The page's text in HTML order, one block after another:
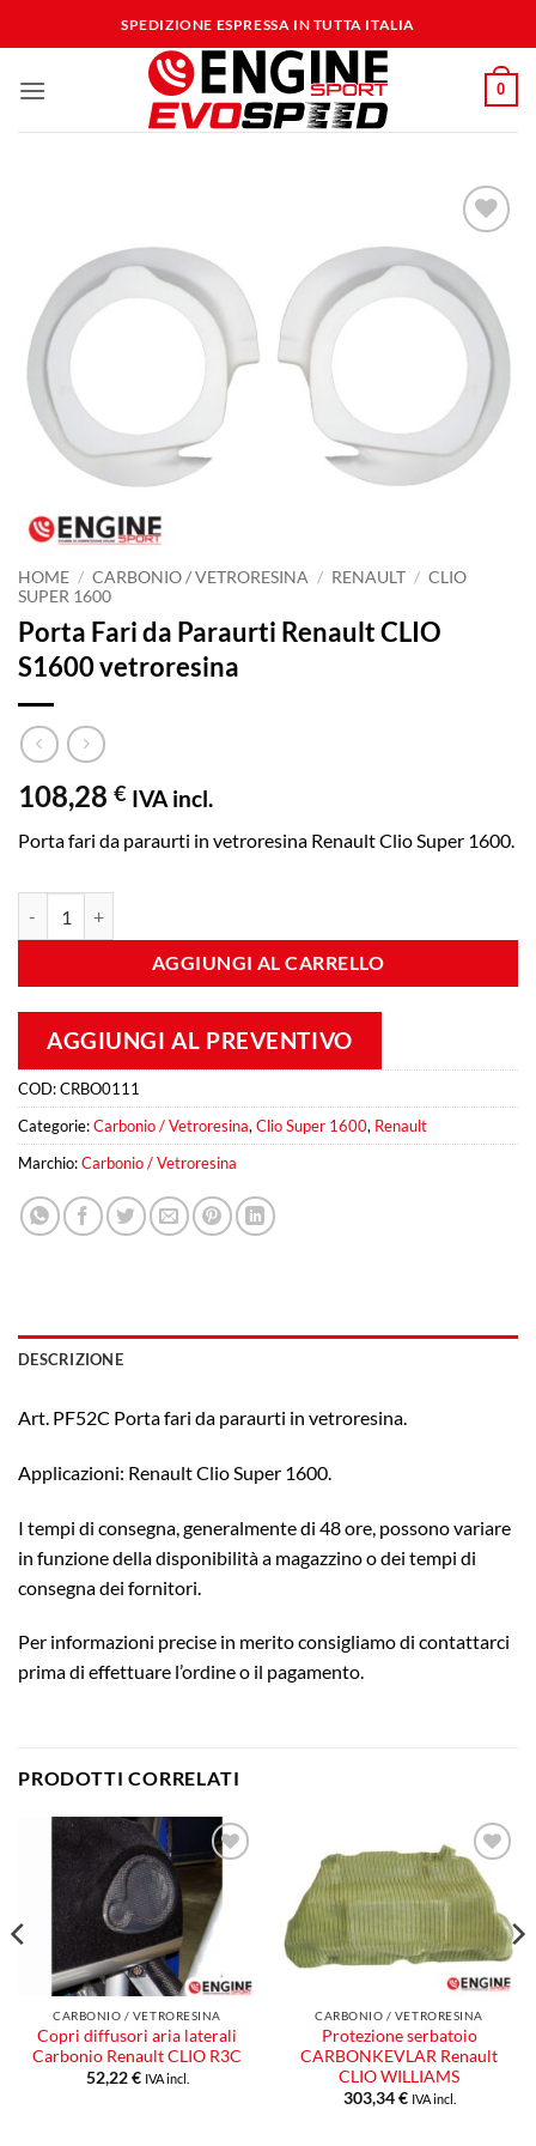
ai
SPEDIZIONE ESPRESSA IN TUTTA ITALIA
0
Aggiungi
alla lista
dei
desideri
HOME / CARBONIO / VETRORESINA / RENAULT / CLIO
SUPER 1600
Porta Fari da Paraurti Renault CLIO
S1600 vetroresina
108,28 € IVA incl.
Porta fari da paraurti in vetroresina Renault Clio Super 1600.
AGGIUNGI AL CARRELLO
AGGIUNGI AL PREVENTIVO
COD:CRBO0111
Categorie:Carbonio / Vetroresina, Clio Super 1600, Renault
Marchio:Carbonio / Vetroresina
DESCRIZIONE
Art. PF52C Porta fari da paraurti in vetroresina.
Applicazioni: Renault Clio Super 1600.
I tempi di consegna, generalmente di 48 ore, possono variare
in funzione della disponibilità a magazzino o dei tempi di
consegna dei fornitori.
Per informazioni precise in merito consigliamo di contattarci
prima di effettuare l’ordine o il pagamento.
PRODOTTI CORRELATI
alla lista
dei
desideri
CARBONIO / VETRORESINA
Copri diffusori aria laterali
Carbonio Renault CLIO R3C
52,22€ IVA incl.
Aggiungi
alla lista
desideri
CARBONIO / VETRORESINA
Protezione serbatoio
CARBONKEVLAR Renault
CLIO WILLIAMS
303,34€ IVA incl.